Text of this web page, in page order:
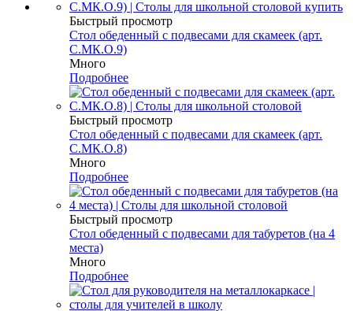
Быстрый просмотр
Стол обеденный с подвесами для скамеек (арт.
С.МК.О.9)
Много
Подробнее
Быстрый просмотр
Стол обеденный с подвесами для скамеек (арт.
С.МК.О.8)
Много
Подробнее
Быстрый просмотр
Стол обеденный с подвесами для табуретов (на 4
места)
Много
Подробнее